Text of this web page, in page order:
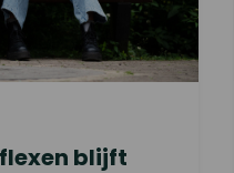
blijft